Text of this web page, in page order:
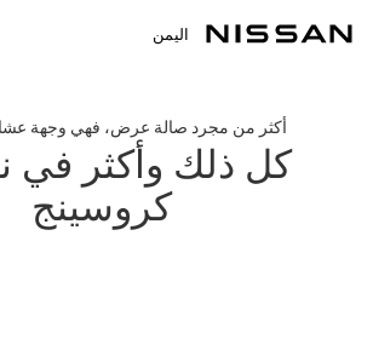
اليمن
أكثر من مجرد صالة عرض، فهي وجهة
كل ذلك وأكثر في
كروسينج